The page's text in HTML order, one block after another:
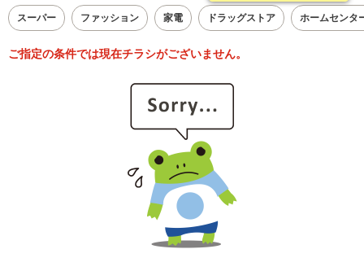
スーパー ファッション 家電 ドラッグストア ホームセンタ
ご指定の条件では現在チラシがございません。